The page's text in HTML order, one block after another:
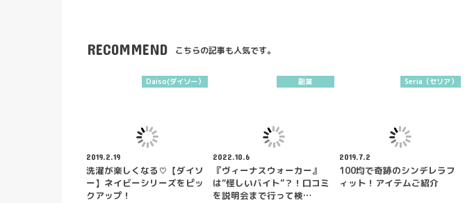
RECOMMEND こちらの記事も人気です。
Daiso(ダイソー）
2019.2.19
洗濯が楽しくなる♡【ダイソ
ー】ネイビーシリーズをピッ
クアップ！
副業
2022.10.6
『ヴィーナスウォーカー』
は“怪しいバイト”？！口コミ
を説明会まで行って検…
Seria（セリア）
2019.7.2
100均で奇跡のシンデレラフ
ィット！アイテムご紹介